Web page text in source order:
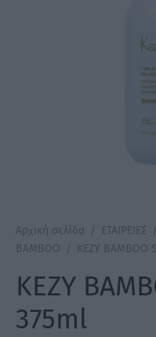
Αρχική σελίδα / ΕΤΑΙΡΕΙΕΣ /
BAMBOO
/ KEZY BAMBOO
KEZY
375ml
Xanitalia